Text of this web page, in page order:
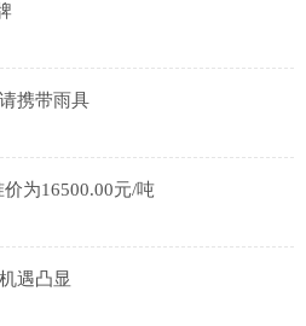
携带雨具
为16500.00元/吨
遇凸显